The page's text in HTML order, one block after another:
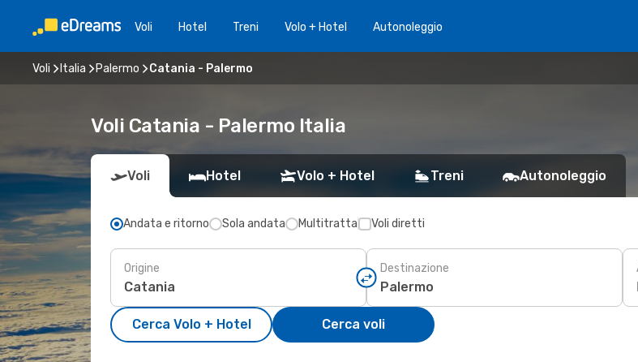
Voli Hotel Treni Volo + Hotel Autonoleggio
Voli Italia Palermo Catania - Palermo
Voli Catania - Palermo Italia
Voli Hotel Volo + Hotel Treni Autonoleggio
Andata e ritorno Sola andata Multitratta Voli diretti
Origine Destinazione
Cerca Volo + Hotel Cerca voli